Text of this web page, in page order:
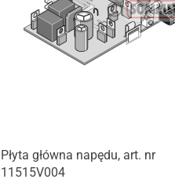
Płyta główna napędu, art. nr
11515V004